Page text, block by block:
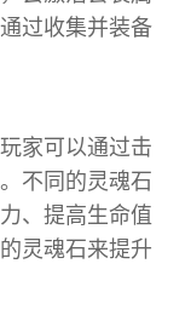
过收集并装备
家可以通过击
不同的灵魂石
、提高生命值
灵魂石来提升